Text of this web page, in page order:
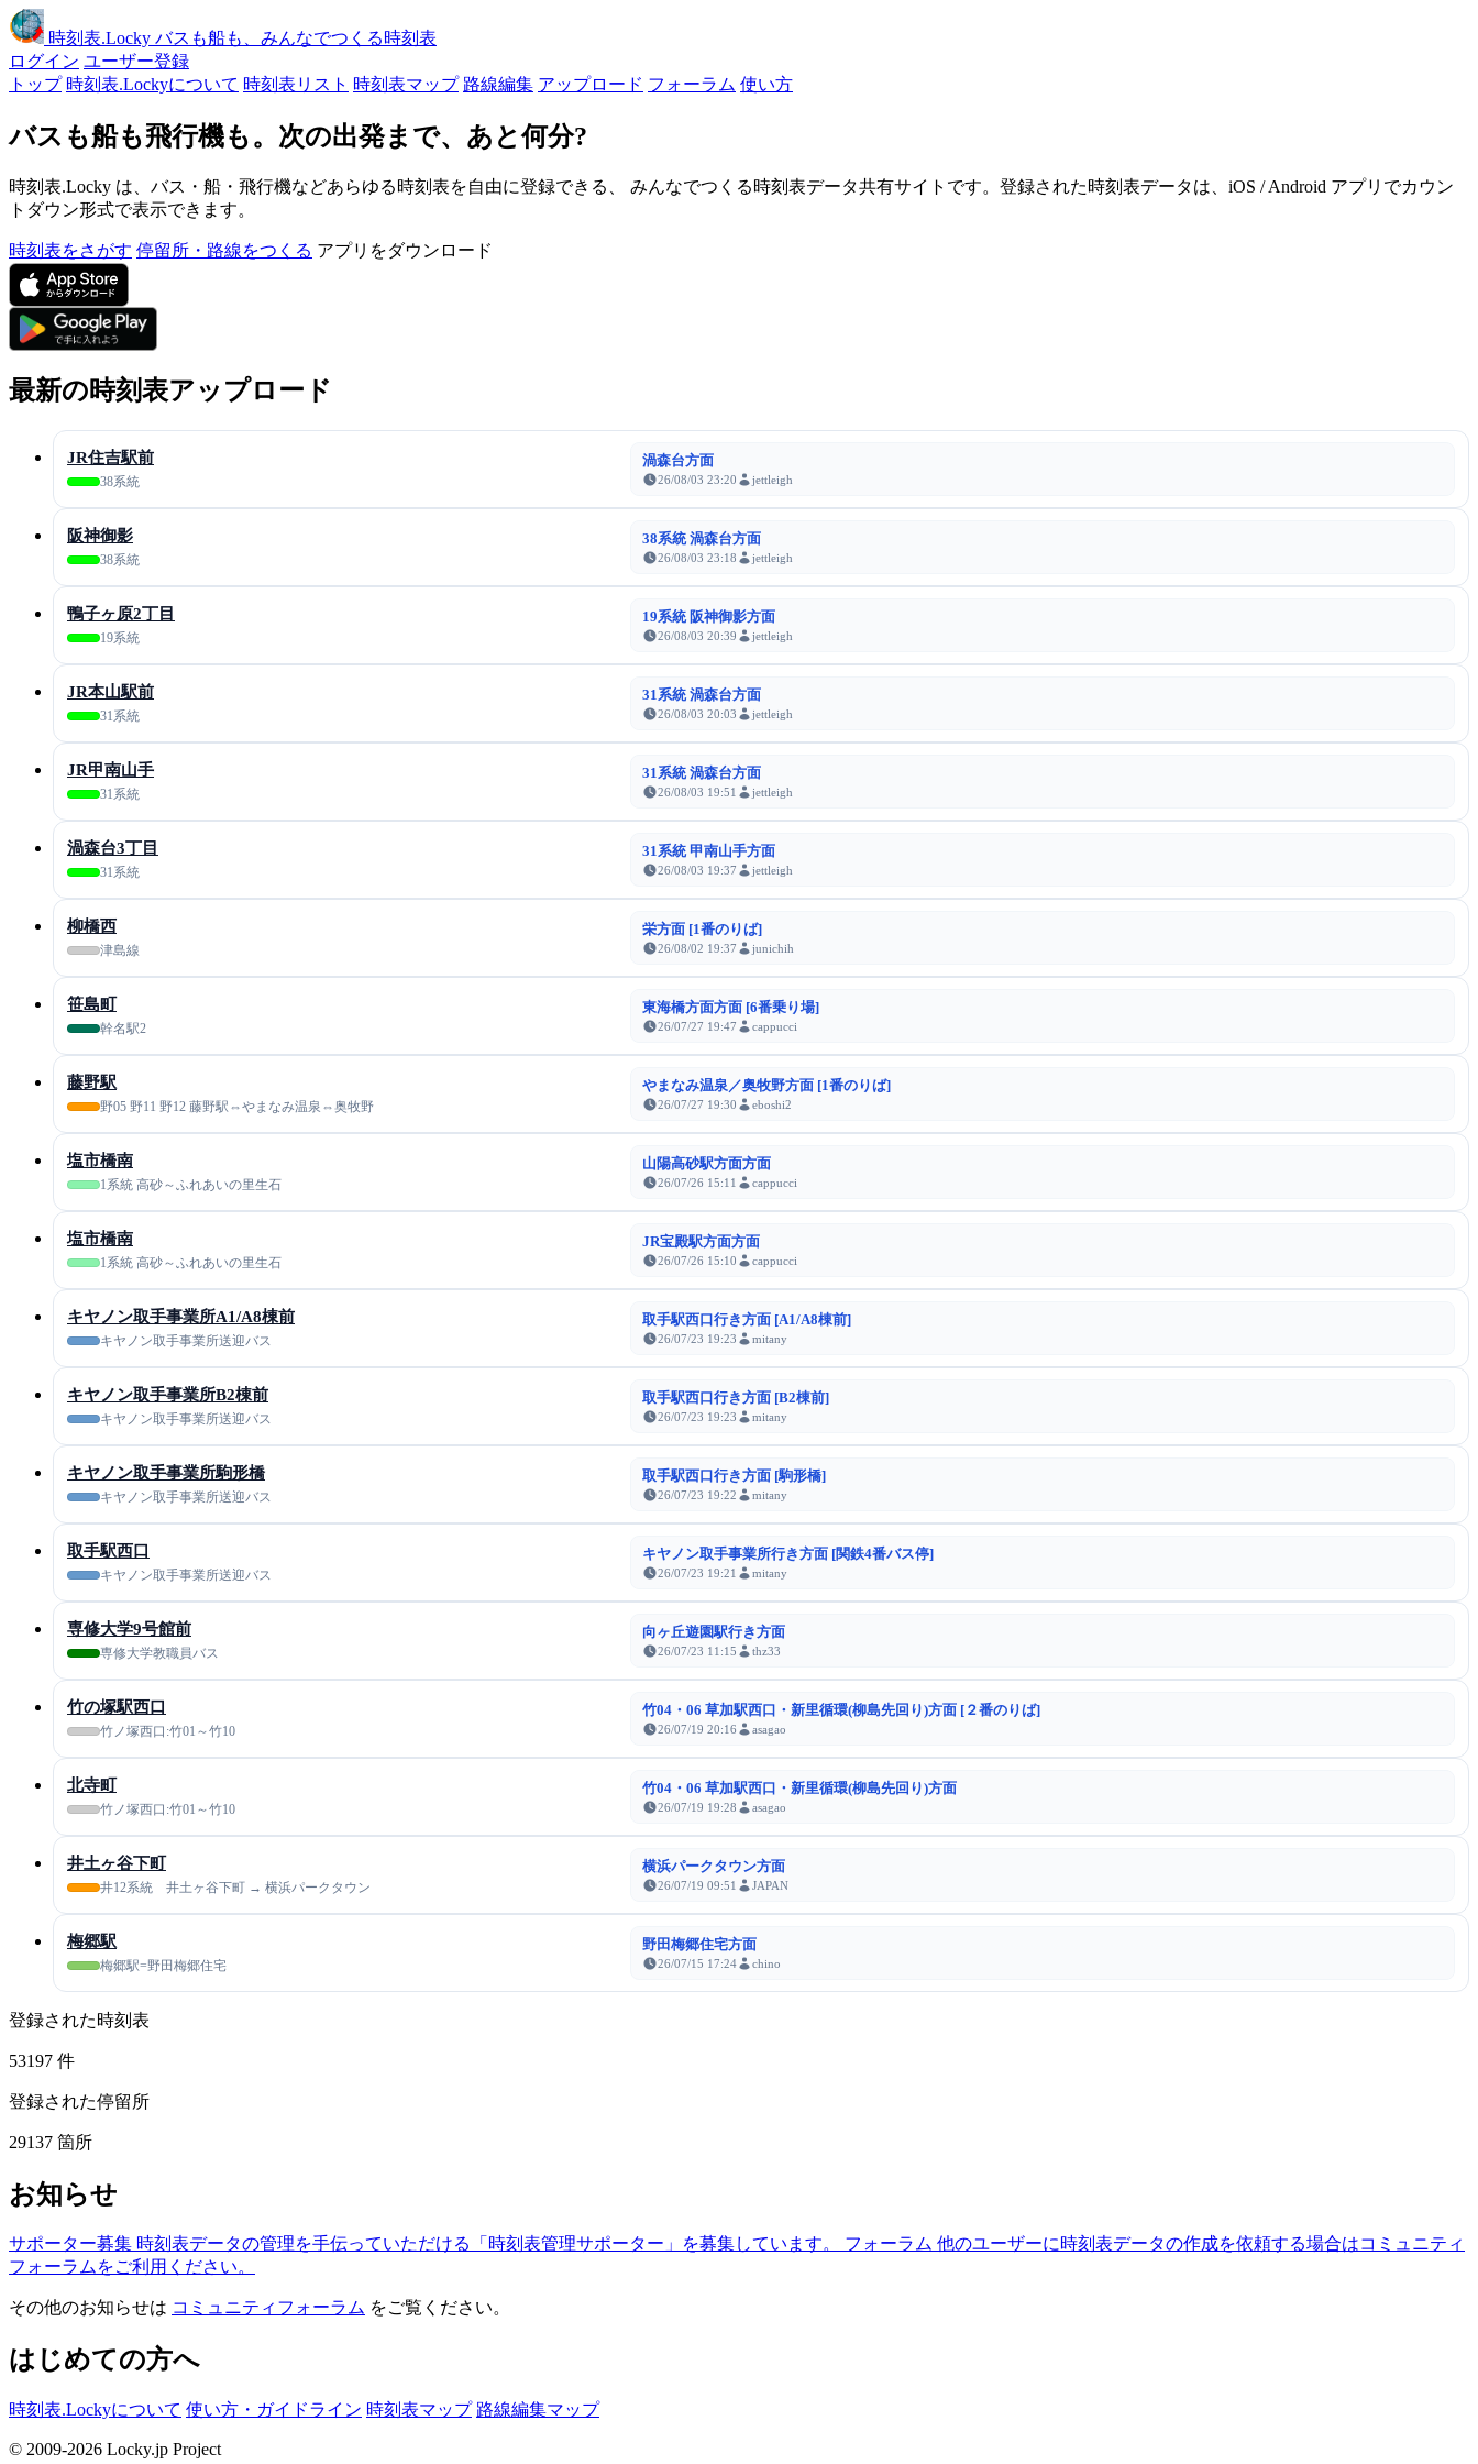
時刻表.Locky バスも船も、みんなでつくる時刻表
ログイン ユーザー登録
トップ 時刻表.Lockyについて 時刻表リスト 時刻表マップ 路線編集 アップロード フォーラム 使い方
バスも船も飛行機も。次の出発まで、あと何分?
時刻表.Locky は、バス・船・飛行機などあらゆる時刻表を自由に登録できる、 みんなでつくる時刻表データ共有サイトです。登録された時刻表データは、iOS / Android アプリでカウン
トダウン形式で表示できます。
時刻表をさがす 停留所・路線をつくる アプリをダウンロード
最新の時刻表アップロード
JR住吉駅前
38系統
渦森台方面
26/08/03 23:20 jettleigh
阪神御影
38系統
38系統 渦森台方面
26/08/03 23:18 jettleigh
鴨子ヶ原2丁目
19系統
19系統 阪神御影方面
26/08/03 20:39 jettleigh
JR本山駅前
31系統
31系統 渦森台方面
26/08/03 20:03 jettleigh
JR甲南山手
31系統
31系統 渦森台方面
26/08/03 19:51 jettleigh
渦森台3丁目
31系統
31系統 甲南山手方面
26/08/03 19:37 jettleigh
柳橋西
津島線
栄方面 [1番のりば]
26/08/02 19:37 junichih
笹島町
幹名駅2
東海橋方面方面 [6番乗り場]
26/07/27 19:47 cappucci
藤野駅
野05 野11 野12 藤野駅⇔やまなみ温泉⇔奥牧野
やまなみ温泉／奥牧野方面 [1番のりば]
26/07/27 19:30 eboshi2
塩市橋南
1系統 高砂～ふれあいの里生石
山陽高砂駅方面方面
26/07/26 15:11 cappucci
塩市橋南
1系統 高砂～ふれあいの里生石
JR宝殿駅方面方面
26/07/26 15:10 cappucci
キヤノン取手事業所A1/A8棟前
キヤノン取手事業所送迎バス
取手駅西口行き方面 [A1/A8棟前]
26/07/23 19:23 mitany
キヤノン取手事業所B2棟前
キヤノン取手事業所送迎バス
取手駅西口行き方面 [B2棟前]
26/07/23 19:23 mitany
キヤノン取手事業所駒形橋
キヤノン取手事業所送迎バス
取手駅西口行き方面 [駒形橋]
26/07/23 19:22 mitany
取手駅西口
キヤノン取手事業所送迎バス
キヤノン取手事業所行き方面 [関鉄4番バス停]
26/07/23 19:21 mitany
専修大学9号館前
専修大学教職員バス
向ヶ丘遊園駅行き方面
26/07/23 11:15 thz33
竹の塚駅西口
竹ノ塚西口:竹01～竹10
竹04・06 草加駅西口・新里循環(柳島先回り)方面 [２番のりば]
26/07/19 20:16 asagao
北寺町
竹ノ塚西口:竹01～竹10
竹04・06 草加駅西口・新里循環(柳島先回り)方面
26/07/19 19:28 asagao
井土ヶ谷下町
井12系統 井土ヶ谷下町 → 横浜パークタウン
横浜パークタウン方面
26/07/19 09:51 JAPAN
梅郷駅
梅郷駅=野田梅郷住宅
野田梅郷住宅方面
26/07/15 17:24 chino
登録された時刻表
53197 件
登録された停留所
29137 箇所
お知らせ
サポーター募集 時刻表データの管理を手伝っていただける「時刻表管理サポーター」を募集しています。 フォーラム 他のユーザーに時刻表データの作成を依頼する場合はコミュニティ
フォーラムをご利用ください。
その他のお知らせは コミュニティフォーラム をご覧ください。
はじめての方へ
時刻表.Lockyについて 使い方・ガイドライン 時刻表マップ 路線編集マップ
© 2009-2026 Locky.jp Project